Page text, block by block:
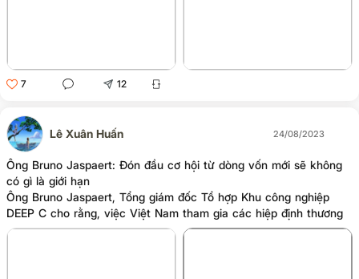
7 12
Lê Xuân Huấn 24/08/2023
Ông Bruno Jaspaert: Đón đầu cơ hội từ dòng vốn mới sẽ không
có gì là giới hạn
Ông Bruno Jaspaert, Tổng giám đốc Tổ hợp Khu công nghiệp
DEEP C cho rằng, việc Việt Nam tham gia các hiệp định thương
mại quốc tế (CPTPP, EVFTA, RCEP, UKVFTA...) tiếp tục mang lại